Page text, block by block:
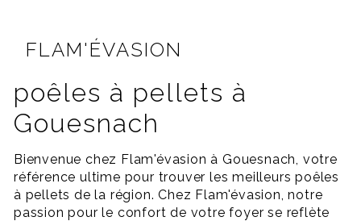
FLAM'ÉVASION
poêles à pellets à
Gouesnach
Bienvenue chez Flam'évasion à Gouesnach, votre
référence ultime pour trouver les meilleurs poêles
à pellets de la région. Chez Flam'évasion, notre
passion pour le confort de votre foyer se reflète